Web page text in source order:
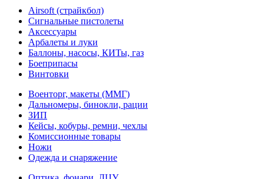
Airsoft (страйкбол)
Cигнальные пистолеты
Аксессуары
Арбалеты и луки
Баллоны, насосы, КИТы, газ
Боеприпасы
Винтовки
Военторг, макеты (ММГ)
Дальномеры, бинокли, рации
ЗИП
Кейсы, кобуры, ремни, чехлы
Комиссионные товары
Ножи
Одежда и снаряжение